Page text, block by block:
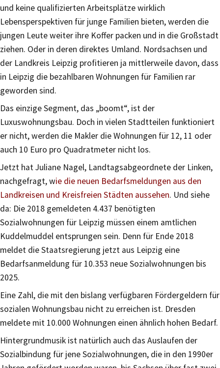
und keine qualifizierten Arbeitsplätze wirklich
Lebensperspektiven für junge Familien bieten, werden die
jungen Leute weiter ihre Koffer packen und in die Großstadt
ziehen. Oder in deren direktes Umland. Nordsachsen und
der Landkreis Leipzig profitieren ja mittlerweile davon, dass
in Leipzig die bezahlbaren Wohnungen für Familien rar
geworden sind.
Das einzige Segment, das „boomt“, ist der
Luxuswohnungsbau. Doch in vielen Stadtteilen funktioniert
er nicht, werden die Makler die Wohnungen für 12, 11 oder
auch 10 Euro pro Quadratmeter nicht los.
Jetzt hat Juliane Nagel, Landtagsabgeordnete der Linken,
nachgefragt, wie die neuen Bedarfsmeldungen aus den
Landkreisen und Kreisfreien Städten aussehen. Und siehe
da: Die 2018 gemeldeten 4.437 benötigten
Sozialwohnungen für Leipzig müssen einem amtlichen
Kuddelmuddel entsprungen sein. Denn für Ende 2018
meldet die Staatsregierung jetzt aus Leipzig eine
Bedarfsanmeldung für 10.353 neue Sozialwohnungen bis
2025.
Eine Zahl, die mit den bislang verfügbaren Fördergeldern für
sozialen Wohnungsbau nicht zu erreichen ist. Dresden
meldete mit 10.000 Wohnungen einen ähnlich hohen Bedarf.
Hintergrundmusik ist natürlich auch das Auslaufen der
Sozialbindung für jene Sozialwohnungen, die in den 1990er